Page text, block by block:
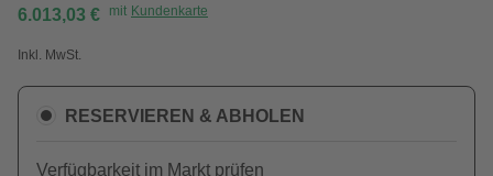
6.013,03 € mit Kundenkarte
Inkl. MwSt.
RESERVIEREN & ABHOLEN
Verfügbarkeit im Markt prüfen